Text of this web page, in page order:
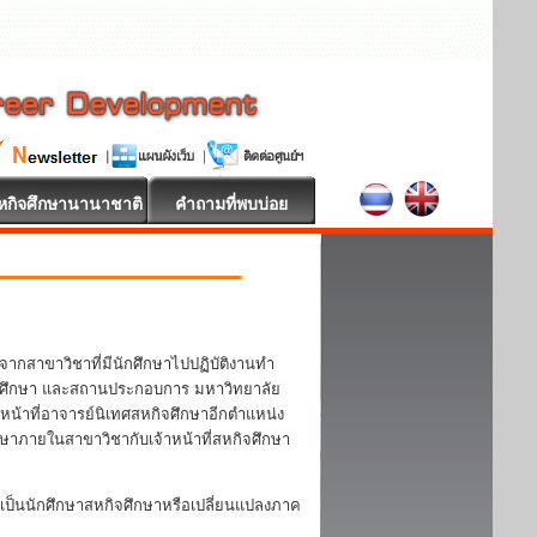
กิจศึกษานานาชาติ คำถามที่พบบ่อย
ากสาขาวิชาที่มีนักศึกษาไปปฏิบัติงานทำ
ษา และสถานประกอบการ มหาวิทยาลัย
น้าที่อาจารย์นิเทศสหกิจศึกษาอีกตำแหน่ง
ภายในสาขาวิชากับเจ้าหน้าที่สหกิจศึกษา
นนักศึกษาสหกิจศึกษาหรือเปลี่ยนแปลงภาค